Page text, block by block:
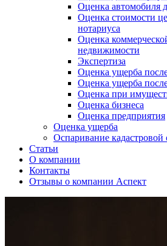
Оценка автомобиля
Оценка стоимости
нотариуса
Оценка
недвижимости
Экспертиза
Оценка ущерба
Оценка ущерба
Оценка при
Оценка бизнеса
Оценка предприятия
Оценка ущерба
Оспаривание кадастровой
Статьи
О компании
Контакты
Отзывы о компании Аспект